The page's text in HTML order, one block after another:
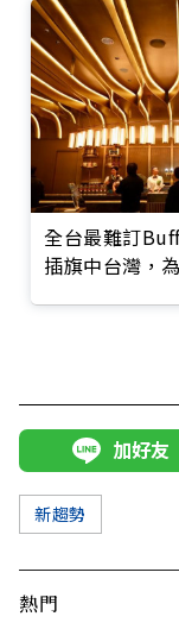
全台最難訂
插旗中台灣，
加好友
新趨勢
熱門